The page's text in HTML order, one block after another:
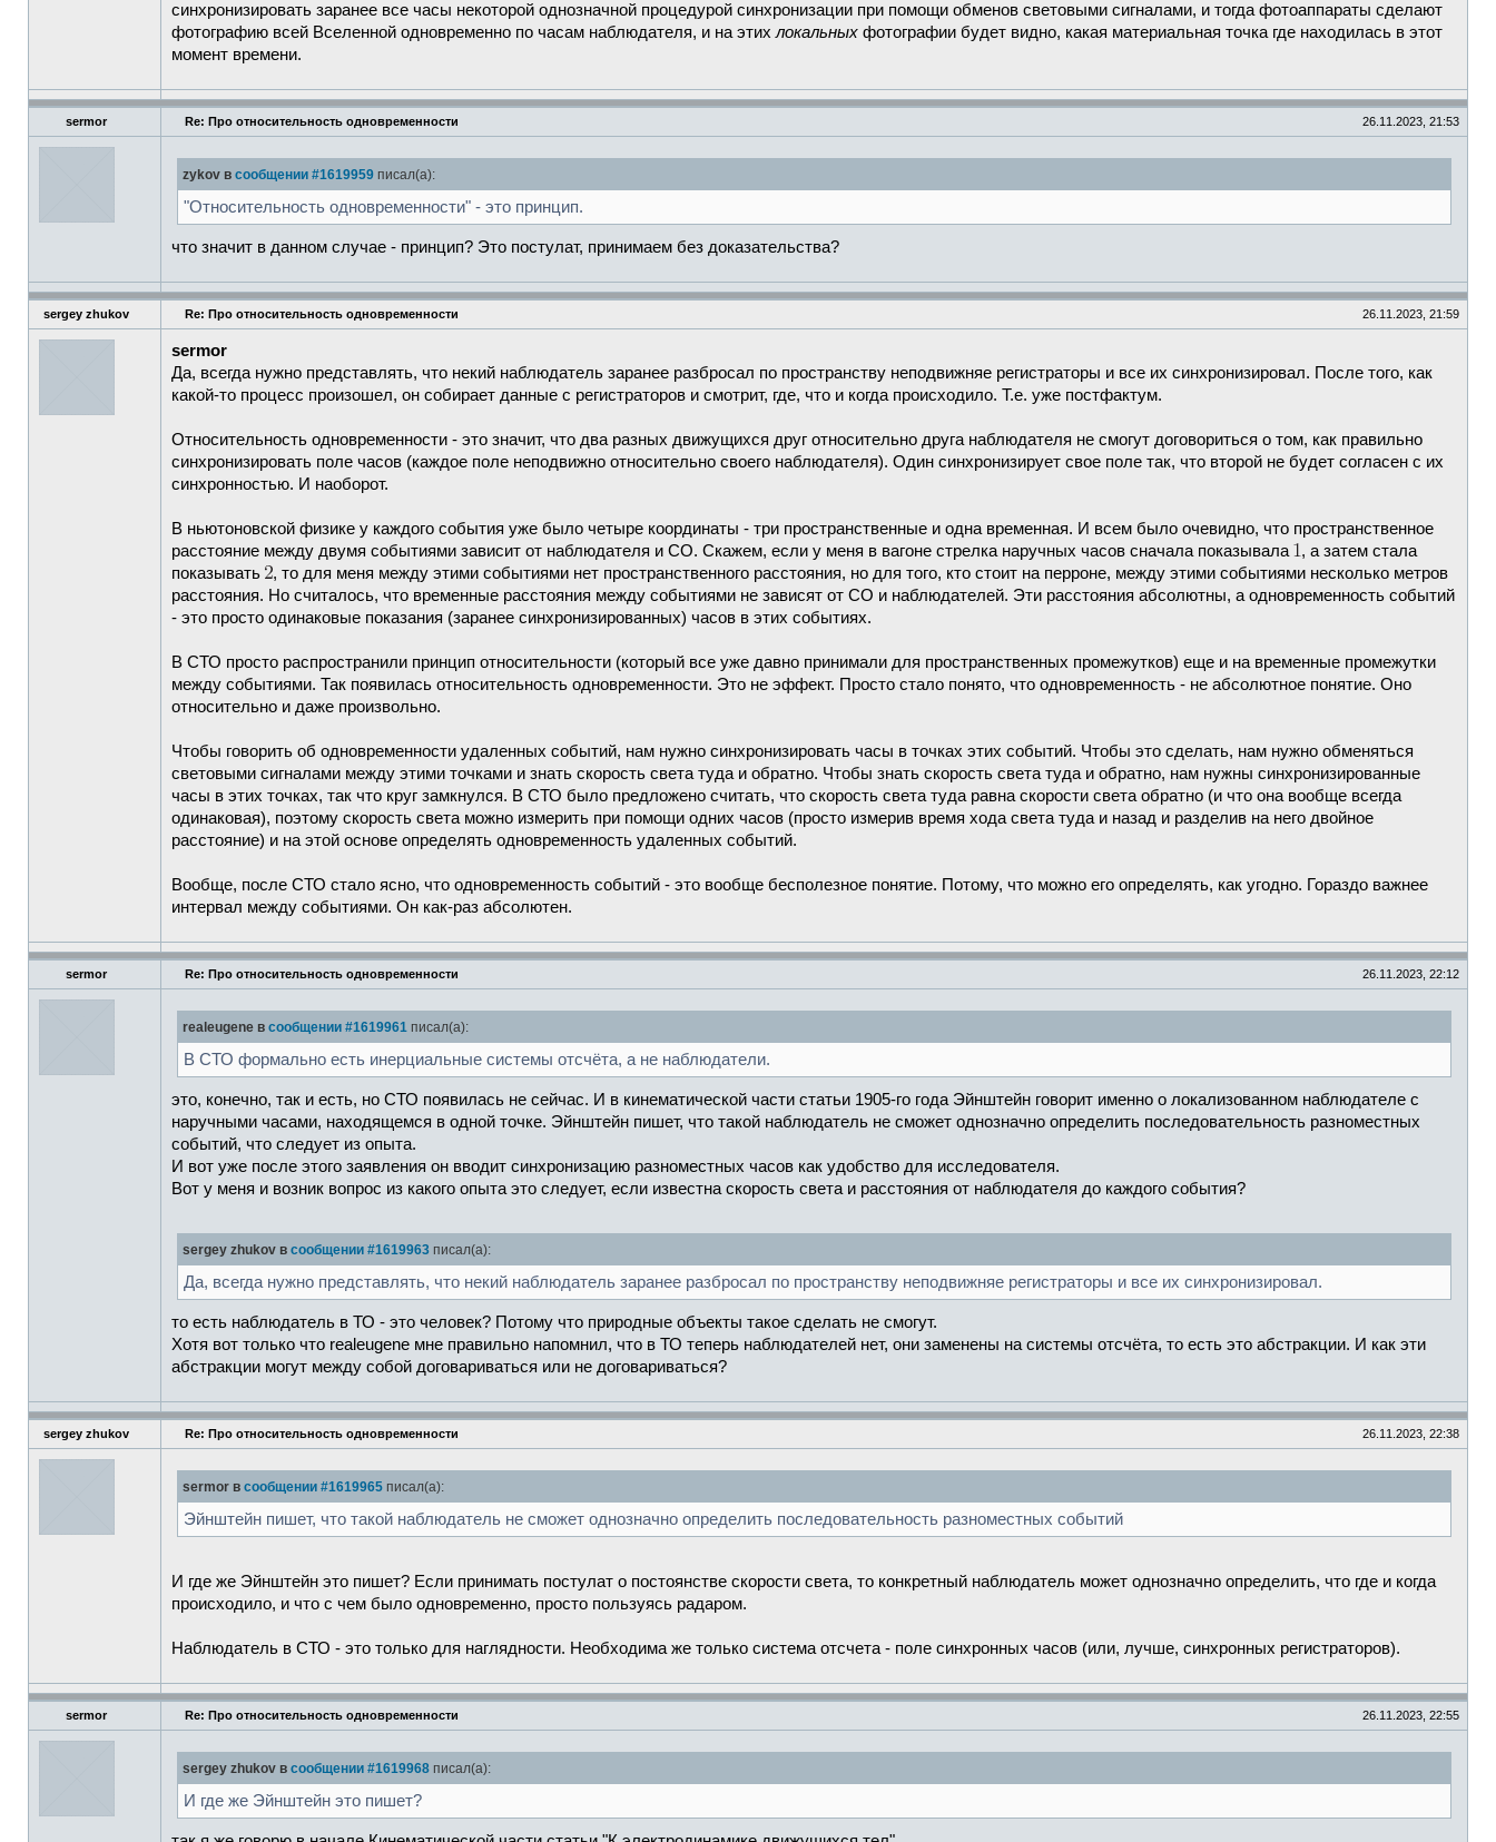
синхронизировать заранее все часы некоторой однозначной процедурой синхронизации при помощи обменов световыми сигналами, и тогда фотоаппараты сделают
фотографию всей Вселенной одновременно по часам наблюдателя, и на этих локальных фотографии будет видно, какая материальная точка где находилась в этот
момент времени.
sermor Re: Про относительность одновременности 26.11.2023, 21:53
zykov в сообщении #1619959 писал(а):
"Относительность одновременности" - это принцип.
что значит в данном случае - принцип? Это постулат, принимаем без доказательcтва?
sergey zhukov Re: Про относительность одновременности 26.11.2023, 21:59
sermor
Да, всегда нужно представлять, что некий наблюдатель заранее разбросал по пространству неподвижняе регистраторы и все их синхронизировал. После того, как
какой-то процесс произошел, он собирает данные с регистраторов и смотрит, где, что и когда происходило. Т.е. уже постфактум.
Относительность одновременности - это значит, что два разных движущихся друг относительно друга наблюдателя не смогут договориться о том, как правильно
синхронизировать поле часов (каждое поле неподвижно относительно своего наблюдателя). Один синхронизирует свое поле так, что второй не будет согласен с их
синхронностью. И наоборот.
В ньютоновской физике у каждого события уже было четыре координаты - три пространственные и одна временная. И всем было очевидно, что пространственное
расстояние между двумя событиями зависит от наблюдателя и СО. Скажем, если у меня в вагоне стрелка наручных часов сначала показывала
, а затем стала
показывать
, то для меня между этими событиями нет пространственного расстояния, но для того, кто стоит на перроне, между этими событиями несколько метров
расстояния. Но считалось, что временные расстояния между событиями не зависят от СО и наблюдателей. Эти расстояния абсолютны, а одновременность событий
- это просто одинаковые показания (заранее синхронизированных) часов в этих событиях.
В СТО просто распространили принцип относительности (который все уже давно принимали для пространственных промежутков) еще и на временные промежутки
между событиями. Так появилась относительность одновременности. Это не эффект. Просто стало понято, что одновременность - не абсолютное понятие. Оно
относительно и даже произвольно.
Чтобы говорить об одновременности удаленных событий, нам нужно синхронизировать часы в точках этих событий. Чтобы это сделать, нам нужно обменяться
световыми сигналами между этими точками и знать скорость света туда и обратно. Чтобы знать скорость света туда и обратно, нам нужны синхронизированные
часы в этих точках, так что круг замкнулся. В СТО было предложено считать, что скорость света туда равна скорости света обратно (и что она вообще всегда
одинаковая), поэтому скорость света можно измерить при помощи одних часов (просто измерив время хода света туда и назад и разделив на него двойное
расстояние) и на этой основе определять одновременность удаленных событий.
Вообще, после СТО стало ясно, что одновременность событий - это вообще бесполезное понятие. Потому, что можно его определять, как угодно. Гораздо важнее
интервал между событиями. Он как-раз абсолютен.
sermor Re: Про относительность одновременности 26.11.2023, 22:12
realeugene в сообщении #1619961 писал(а):
В СТО формально есть инерциальные системы отсчёта, а не наблюдатели.
это, конечно, так и есть, но СТО появилась не сейчас. И в кинематической части статьи 1905-го года Эйнштейн говорит именно о локализованном наблюдателе с
наручными часами, находящемся в одной точке. Эйнштейн пишет, что такой наблюдатель не сможет однозначно определить последовательность разноместных
событий, что следует из опыта.
И вот уже после этого заявления он вводит синхронизацию разноместных часов как удобство для исследователя.
Вот у меня и возник вопрос из какого опыта это следует, если известна скорость света и расстояния от наблюдателя до каждого события?
sergey zhukov в сообщении #1619963 писал(а):
Да, всегда нужно представлять, что некий наблюдатель заранее разбросал по пространству неподвижняе регистраторы и все их синхронизировал.
то есть наблюдатель в ТО - это человек? Потому что природные объекты такое сделать не смогут.
Хотя вот только что realeugene мне правильно напомнил, что в ТО теперь наблюдателей нет, они заменены на системы отсчёта, то есть это абстракции. И как эти
абстракции могут между собой договариваться или не договариваться?
sergey zhukov Re: Про относительность одновременности 26.11.2023, 22:38
sermor в сообщении #1619965 писал(а):
Эйнштейн пишет, что такой наблюдатель не сможет однозначно определить последовательность разноместных событий
И где же Эйнштейн это пишет? Если принимать постулат о постоянстве скорости света, то конкретный наблюдатель может однозначно определить, что где и когда
происходило, и что с чем было одновременно, просто пользуясь радаром.
Наблюдатель в СТО - это только для наглядности. Необходима же только система отсчета - поле синхронных часов (или, лучше, синхронных регистраторов).
sermor Re: Про относительность одновременности 26.11.2023, 22:55
sergey zhukov в сообщении #1619968 писал(а):
И где же Эйнштейн это пишет?